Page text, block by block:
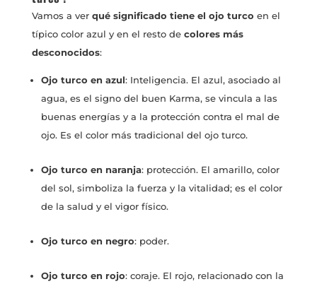
Vamos a ver qué significado tiene el ojo turco en el
típico color azul y en el resto de colores más
desconocidos:
Ojo turco en azul: Inteligencia. El azul, asociado al
agua, es el signo del buen Karma, se vincula a las
buenas energías y a la protección contra el mal de
ojo. Es el color más tradicional del ojo turco.
Ojo turco en naranja: protección. El amarillo, color
del sol, simboliza la fuerza y la vitalidad; es el color
de la salud y el vigor físico.
Ojo turco en negro: poder.
Ojo turco en rojo: coraje. El rojo, relacionado con la